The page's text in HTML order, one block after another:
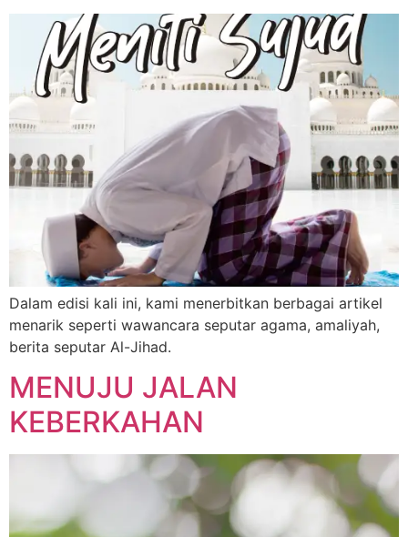
Dalam edisi kali ini, kami menerbitkan berbagai artikel
menarik seperti wawancara seputar agama, amaliyah,
berita seputar Al-Jihad.
MENUJU JALAN
KEBERKAHAN